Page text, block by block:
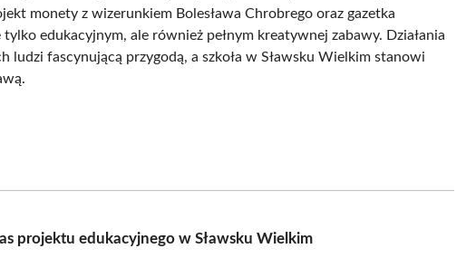
monety z wizerunkiem Bolesława Chrobrego oraz gazetka
edukacyjnym, ale również pełnym kreatywnej zabawy. Działania
ludzi fascynującą przygodą, a szkoła w Sławsku Wielkim stanowi
projektu edukacyjnego w Sławsku Wielkim